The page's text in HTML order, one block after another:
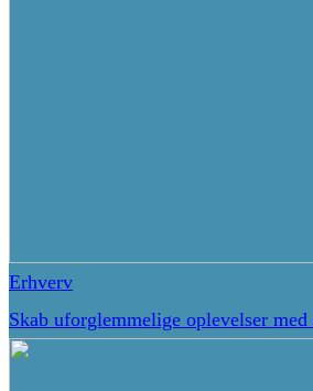
Erhverv
Skab uforglemmelige oplevelser